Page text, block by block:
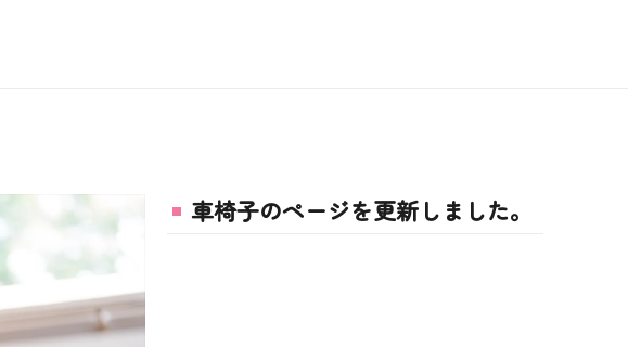
車椅子のページを更新しました。